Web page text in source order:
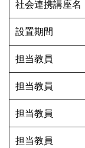
社会連携講座名
設置期間
担当教員
担当教員
担当教員
担当教員